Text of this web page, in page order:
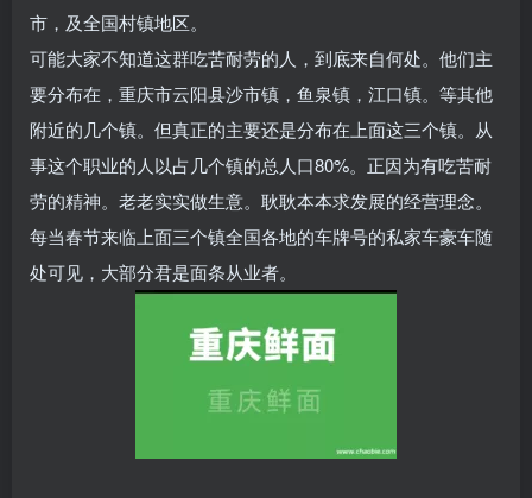
市，及全国村镇地区。
可能大家不知道这群吃苦耐劳的人，到底来自何处。他们主
要分布在，重庆市云阳县沙市镇，鱼泉镇，江口镇。等其他
附近的几个镇。但真正的主要还是分布在上面这三个镇。从
事这个职业的人以占几个镇的总人口80%。正因为有吃苦耐
劳的精神。老老实实做生意。耿耿本本求发展的经营理念。
每当春节来临上面三个镇全国各地的车牌号的私家车豪车随
处可见，大部分君是面条从业者。